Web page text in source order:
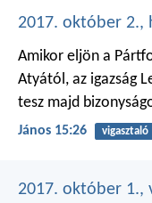
2017. október 2.,
Amikor eljön a
Atyától, az igazság
tesz majd
János 15:26 vigasztaló
2017. október 1.,